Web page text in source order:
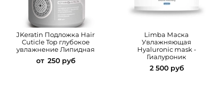
JKeratin Подложка Hair
Cuticle Top глубокоe
увлажнениe Липидная
от 250 руб
Limba Маска
Увлажняющая
Hyaluronic mask -
Гиалуроник
2 500 руб